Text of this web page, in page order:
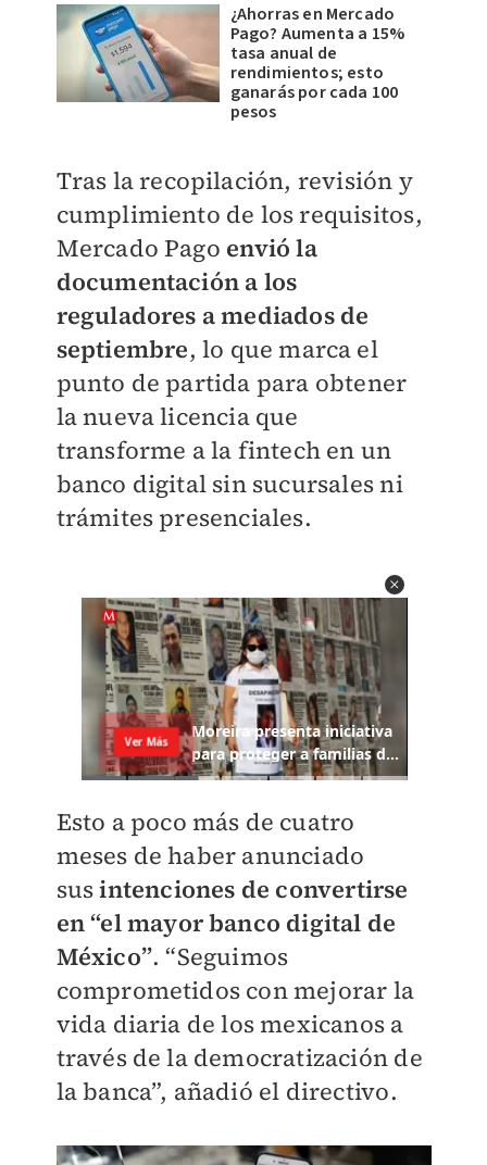
¿Ahorras en Mercado
Pago? Aumenta a 15%
tasa anual de
rendimientos; esto
ganarás por cada 100
pesos
Tras la recopilación, revisión y
cumplimiento de los requisitos,
Mercado Pago envió la
documentación a los
reguladores a mediados de
septiembre, lo que marca el
punto de partida para obtener
la nueva licencia que
transforme a la fintech en un
banco digital sin sucursales ni
trámites presenciales.
Esto a poco más de cuatro
meses de haber anunciado
susintenciones de convertirse
en “el mayor banco digital de
México”. “Seguimos
comprometidos con mejorar la
vida diaria de los mexicanos a
través de la democratización de
la banca”, añadió el directivo.